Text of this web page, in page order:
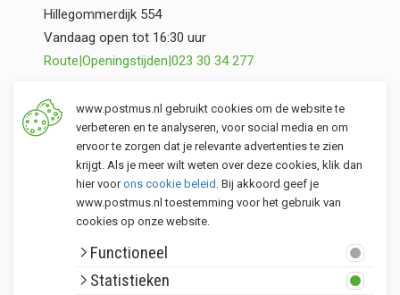
Klantenservice
Postmus merken
Hillegommerdijk 554
Vandaag open tot 16:30 uur
Route|Openingstijden|023 30 34 277
Opslag Valkenburg (ZH)
Torenvlietslaan 3
Vandaag open tot 12:00 uur
Route|Openingstijden |071 401 34 44
www.postmus.nl gebruikt cookies om de website te
verbeteren en te analyseren, voor social media en om
ervoor te zorgen dat je relevante advertenties te zien
krijgt. Als je meer wilt weten over deze cookies, klik dan
hier voorons cookie beleid . Bij akkoord geef je
www.postmus.nl toestemming voor het gebruik van
cookies op onze website.
Functioneel
Statistieken